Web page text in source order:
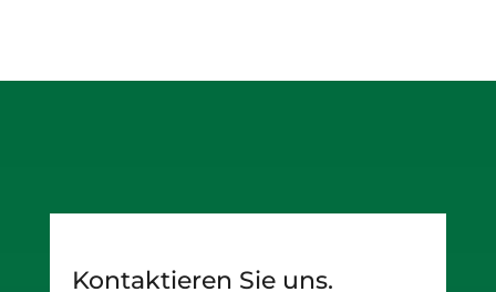
Kontaktieren Sie uns.